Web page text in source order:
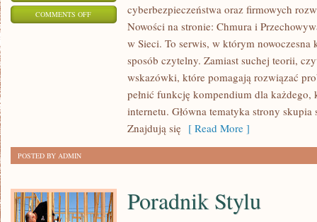
COMMENTS OFFON
REGULACJE
INTERNECIE
cyberbezpieczeństwa oraz firmowych
Nowości na stronie: Chmura i
w Sieci. To serwis, w którym nowoczesna
sposób czytelny. Zamiast suchej teorii,
wskazówki, które pomagają rozwiązać
pełnić funkcję kompendium dla
internetu. Główna tematyka strony
Znajdują się [ Read More ]
POSTED BY ADMIN
Poradnik Stylu